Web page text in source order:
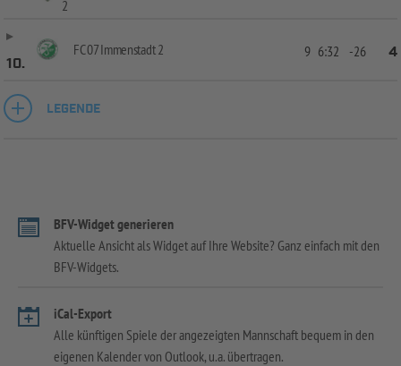
2
10.
FC 07 Immenstadt 2 9 6:32 -26 4
LEGENDE
BFV-Widget generieren
Aktuelle Ansicht als Widget auf Ihre Website? Ganz einfach mit den
BFV-Widgets.
iCal-Export
Alle künftigen Spiele der angezeigten Mannschaft bequem in den
eigenen Kalender von Outlook, u.a. übertragen.